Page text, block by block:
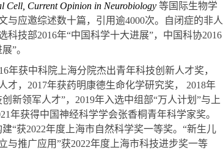
Cell, Current Opinion in Neurobiology等国际生物学
与应邀综述数十篇，引用逾4000次。自闭症的非人
科技部2016年“中国科学十大进展”，中国科协2016
”。
年获中科院上海分院杰出青年科技创新人才奖，
才，2017年获药明康德生命化学研究奖， 2018年
新领军人才”，2019年入选中组部“万人计划”与上
年获得中国神经科学学会张香桐青年科学家奖。
建“获2022年度上海市自然科学奖一等奖。“新生儿
与推广应用”获2022年度上海市科技进步奖一等